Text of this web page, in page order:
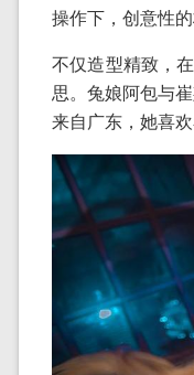
操作下，创意性
不仅造型精致，
思。兔娘阿包与
来自广东，她喜